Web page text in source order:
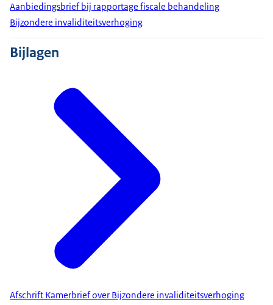
Aanbiedingsbrief bij rapportage fiscale behandeling
Bijzondere invaliditeitsverhoging
Bijlagen
Afschrift Kamerbrief over Bijzondere invaliditeitsverhoging